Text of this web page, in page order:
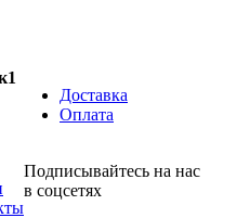
Доставка
Оплата
Подписывайтесь на нас
в соцсетях